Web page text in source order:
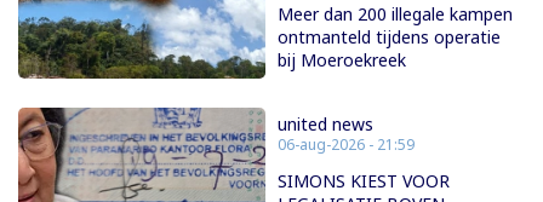
Meer dan 200 illegale kampen
ontmanteld tijdens operatie
bij Moeroekreek
united news
06-aug-2026 - 21:59
SIMONS KIEST VOOR